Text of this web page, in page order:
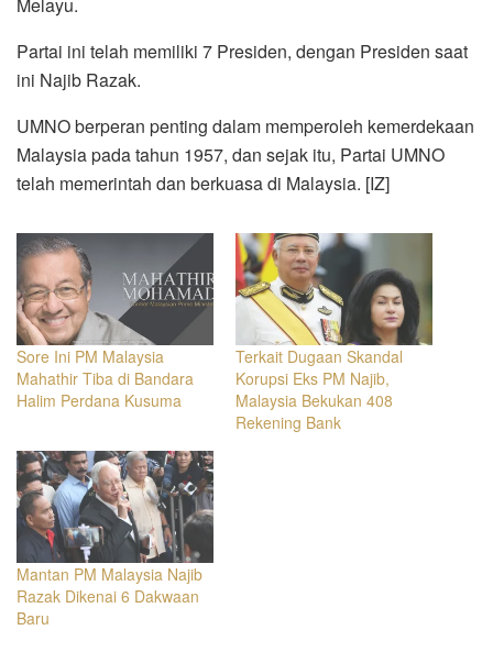
Partai ini telah memiliki 7 Presiden, dengan Presiden saat
ini Najib Razak.
UMNO berperan penting dalam memperoleh kemerdekaan
Malaysia pada tahun 1957, dan sejak itu, Partai UMNO
telah memerintah dan berkuasa di Malaysia. [IZ]
Sore Ini PM Malaysia
Mahathir Tiba di Bandara
Halim Perdana Kusuma
Terkait Dugaan Skandal
Korupsi Eks PM Najib,
Malaysia Bekukan 408
Rekening Bank
Mantan PM Malaysia Najib
Razak Dikenai 6 Dakwaan
Baru